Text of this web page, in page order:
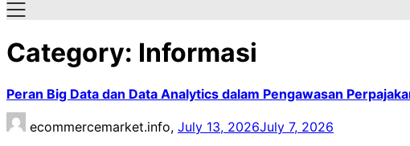
Category: Informasi
Peran Big Data dan Data Analytics dalam Pengawasan
ecommercemarket.info, July 13, 2026July 7, 2026